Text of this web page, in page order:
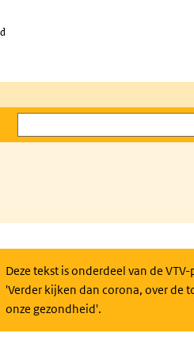
Deze tekst is onderdeel van de
'Verder kijken dan corona, over de
onze gezondheid'.